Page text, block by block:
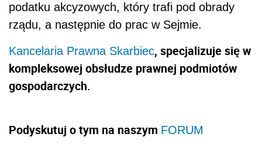
podatku akcyzowych, który trafi pod obrady
rządu, a następnie do prac w Sejmie.
Kancelaria Prawna Skarbiec, specjalizuje się w
kompleksowej obsłudze prawnej podmiotów
gospodarczych.
Podyskutuj o tym na naszym FORUM